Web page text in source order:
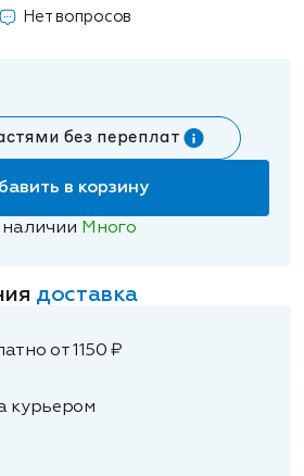
Нет вопросов
без переплат
в корзину
наличии Много
доставка
от 1150 ₽
курьером